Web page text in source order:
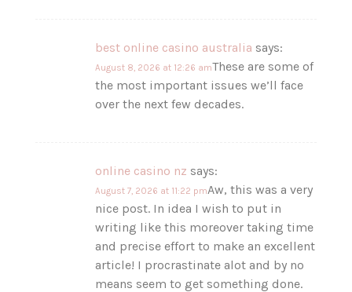
best online casino australia says:
August 8, 2026 at 12:26 amThese are some of
the most important issues we’ll face
over the next few decades.
online casino nz says:
August 7, 2026 at 11:22 pmAw, this was a very
nice post. In idea I wish to put in
writing like this moreover taking time
and precise effort to make an excellent
article! I procrastinate alot and by no
means seem to get something done.